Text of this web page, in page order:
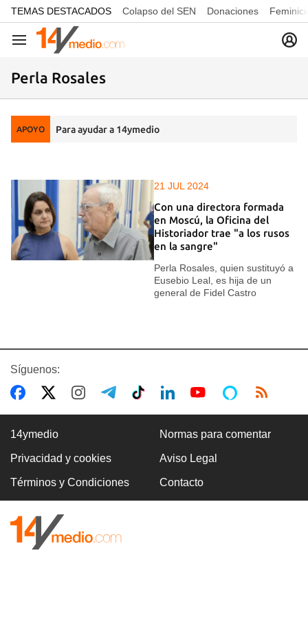
common.go-to-content
TEMAS DESTACADOS Colapso del SEN Donaciones
Navegación
Perla Rosales
APOYO Para ayudar a 14ymedio
21 JUL 2024
Con una directora formada
en Moscú, la Oficina del
Historiador trae "a los rusos
en la sangre"
Perla Rosales, quien sustituyó a
Eusebio Leal, es hija de un
general de Fidel Castro
Síguenos:
14ymedio Normas para comentar
Privacidad y cookies Aviso Legal
Términos y Condiciones Contacto